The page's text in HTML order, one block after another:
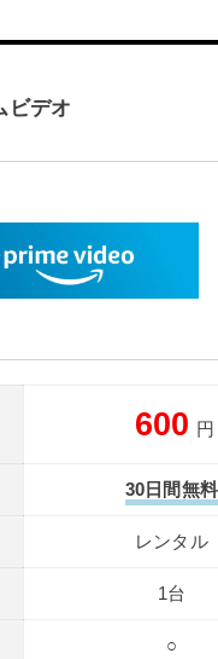
ビデオ
600 円
30日間無料
レンタル
1台
○